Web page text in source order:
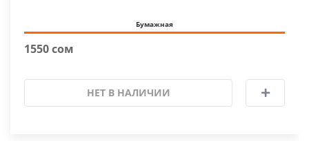
Бумажная
1550 сом
НЕТ В НАЛИЧИИ